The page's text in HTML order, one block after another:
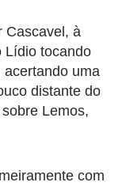
Cascavel, à
Lídio tocando
uma
distante do
Lemos,
com